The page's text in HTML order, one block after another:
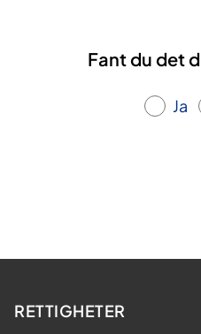
Fant du det
Ja
RETTIGHETER